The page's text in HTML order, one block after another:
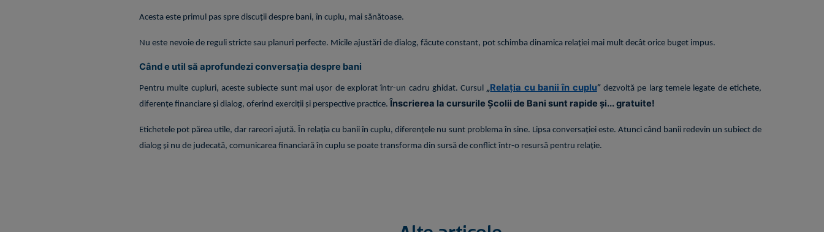
Acesta este primul pas spre discuții despre bani, în cuplu, mai sănătoase.
Nu este nevoie de reguli stricte sau planuri perfecte. Micile ajustări de dialog, făcute constant, pot schimba dinamica relației mai mult decât orice buget impus.
Când e util să aprofundezi conversația despre bani
Pentru multe cupluri, aceste subiecte sunt mai ușor de explorat într-un cadru ghidat. Cursul „Relația cu banii în cuplu” dezvoltă pe larg temele legate de etichete,
diferențe financiare și dialog, oferind exerciții și perspective practice. Înscrierea la cursurile Școlii de Bani sunt rapide și... gratuite!
Etichetele pot părea utile, dar rareori ajută. În relația cu banii în cuplu, diferențele nu sunt problema în sine. Lipsa conversației este. Atunci când banii redevin un subiect de
dialog și nu de judecată, comunicarea financiară în cuplu se poate transforma din sursă de conflict într-o resursă pentru relație.